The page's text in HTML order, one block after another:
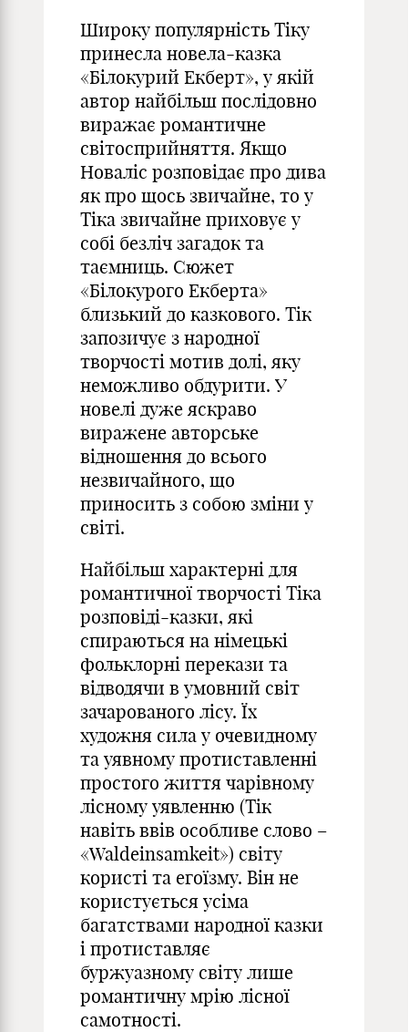
Широку популярність Тіку
принесла новела-казка
«Білокурий Екберт», у якій
автор найбільш послідовно
виражає романтичне
світосприйняття. Якщо
Новаліс розповідає про дива
як про щось звичайне, то у
Тіка звичайне приховує у
собі безліч загадок та
таємниць. Сюжет
«Білокурого Екберта»
близький до казкового. Тік
запозичує з народної
творчості мотив долі, яку
неможливо обдурити. У
новелі дуже яскраво
виражене авторське
відношення до всього
незвичайного, що
приносить з собою зміни у
світі.
Найбільш характерні для
романтичної творчості Тіка
розповіді-казки, які
спираються на німецькі
фольклорні перекази та
відводячи в умовний світ
зачарованого лісу. Їх
художня сила у очевидному
та уявному протиставленні
простого життя чарівному
лісному уявленню (Тік
навіть ввів особливе слово –
«Waldeinsamkeit») світу
користі та егоїзму. Він не
користується усіма
багатствами народної казки
і протиставляє
буржуазному світу лише
романтичну мрію лісної
самотності.